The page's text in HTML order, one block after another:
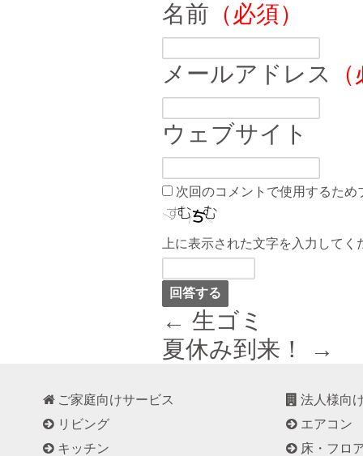
名前 （必須）
メールアドレス
ウェブサイト
次回のコメントで使用するた
上に表示された文字を入力してく
← 生ゴミ
夏休み到来！ →
ご家庭向けサービス
リビング
キッチン
法人様向
エアコン
床・フロ